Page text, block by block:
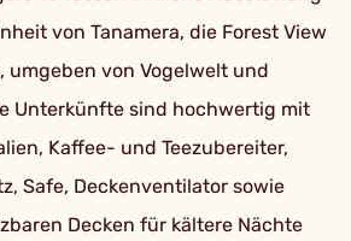
von Tanamera, die Forest View
umgeben von Vogelwelt und
Unterkünfte sind hochwertig mit
Kaffee- und Teezubereiter,
Safe, Deckenventilator sowie
Decken für kältere Nächte